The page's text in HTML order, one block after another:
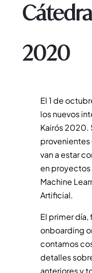
2020
El 1 de
los nuevos
Kairós 2020.
provenientes
van a estar
en proyectos
Machine
Artificial.
El primer
onboarding
contamos
detalles
anteriores y